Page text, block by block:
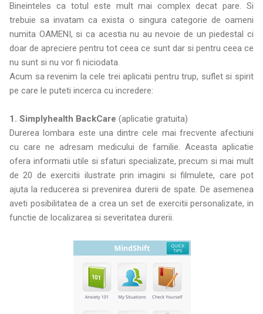
Bineinteles ca totul este mult mai complex decat pare. Si
trebuie sa invatam ca exista o singura categorie de oameni
numita OAMENI, si ca acestia nu au nevoie de un piedestal ci
doar de apreciere pentru tot ceea ce sunt dar si pentru ceea ce
nu sunt si nu vor fi niciodata.
Acum sa revenim la cele trei aplicatii pentru trup, suflet si spirit
pe care le puteti incerca cu incredere:
1. Simplyhealth BackCare (aplicatie gratuita)
Durerea lombara este una dintre cele mai frecvente afectiuni
cu care ne adresam medicului de familie. Aceasta aplicatie
ofera informatii utile si sfaturi specializate, precum si mai mult
de 20 de exercitii ilustrate prin imagini si filmulete, care pot
ajuta la reducerea si prevenirea durerii de spate. De asemenea
aveti posibilitatea de a crea un set de exercitii personalizate, in
functie de localizarea si severitatea durerii.